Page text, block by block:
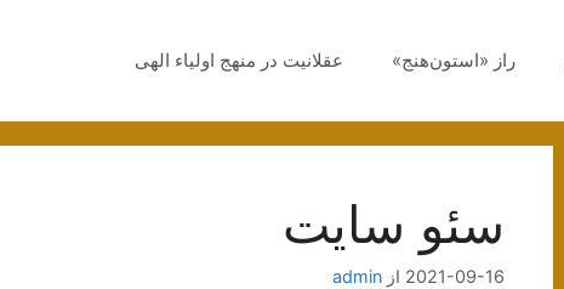
راز «استون‌هنج» عقلانیت در منهج اولیاء الهی
سئو سایت
2021-09-16 از admin